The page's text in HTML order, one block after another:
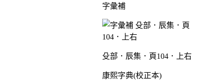
字彙補
殳部．辰集．頁104．上右
康熙字典(校正本)